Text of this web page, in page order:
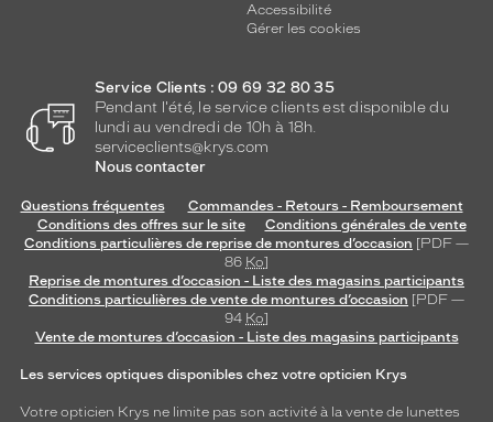
Accessibilité
Gérer les cookies
Service Clients : 09 69 32 80 35
Pendant l'été, le service clients est disponible du
lundi au vendredi de 10h à 18h.
serviceclients@krys.com
Nous contacter
Questions fréquentes
Commandes - Retours - Remboursement
Conditions des offres sur le site
Conditions générales de vente
Conditions particulières de reprise de montures d’occasion [PDF —
86 Ko]
Reprise de montures d’occasion - Liste des magasins participants
Conditions particulières de vente de montures d’occasion [PDF —
94 Ko]
Vente de montures d’occasion - Liste des magasins participants
Les services optiques disponibles chez votre opticien Krys
Votre opticien Krys ne limite pas son activité à la vente de lunettes